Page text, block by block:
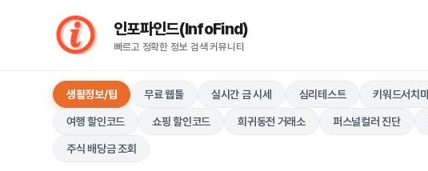
인포파인드(InfoFind)​​​​
빠르고 정확한 정보 검색 커뮤니티
생활정보/팁 무료 웹툴 실시간 금 시세 심리테스트 키워드서치
여행 할인코드 쇼핑 할인코드 희귀동전 거래소 퍼스널컬러 진단
주식 배당금 조회